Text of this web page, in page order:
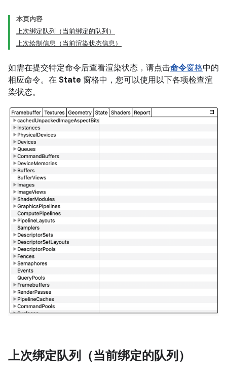
本页内容
上次绑定队列（当前绑定的队列）
上次绘制信息（当前渲染状态信息）
如需在提交特定命令后查看渲染状态，请点击命令窗格中的
相应命令。在 State 窗格中，您可以使用以下各项检查渲
染状态。
上次绑定队列（当前绑定的队列）